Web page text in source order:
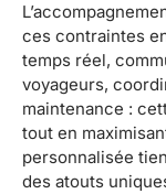
ces contraintes
temps réel,
voyageurs,
maintenance :
tout en
personnalisée
des atouts